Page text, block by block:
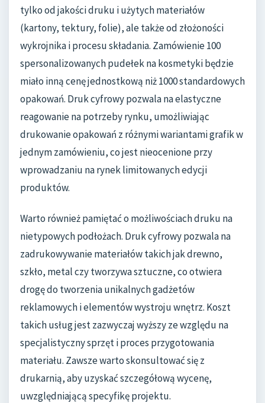
tylko od jakości druku i użytych materiałów
(kartony, tektury, folie), ale także od złożoności
wykrojnika i procesu składania. Zamówienie 100
spersonalizowanych pudełek na kosmetyki będzie
miało inną cenę jednostkową niż 1000 standardowych
opakowań. Druk cyfrowy pozwala na elastyczne
reagowanie na potrzeby rynku, umożliwiając
drukowanie opakowań z różnymi wariantami grafik w
jednym zamówieniu, co jest nieocenione przy
wprowadzaniu na rynek limitowanych edycji
produktów.
Warto również pamiętać o możliwościach druku na
nietypowych podłożach. Druk cyfrowy pozwala na
zadrukowywanie materiałów takich jak drewno,
szkło, metal czy tworzywa sztuczne, co otwiera
drogę do tworzenia unikalnych gadżetów
reklamowych i elementów wystroju wnętrz. Koszt
takich usług jest zazwyczaj wyższy ze względu na
specjalistyczny sprzęt i proces przygotowania
materiału. Zawsze warto skonsultować się z
drukarnią, aby uzyskać szczegółową wycenę,
uwzględniającą specyfikę projektu.